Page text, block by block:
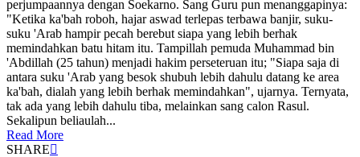
perjumpaannya dengan Soekarno. Sang Guru pun menanggapinya:
"Ketika ka'bah roboh, hajar aswad terlepas terbawa banjir, suku-
suku 'Arab hampir pecah berebut siapa yang lebih berhak
memindahkan batu hitam itu. Tampillah pemuda Muhammad bin
'Abdillah (25 tahun) menjadi hakim perseteruan itu; "Siapa saja di
antara suku 'Arab yang besok shubuh lebih dahulu datang ke area
ka'bah, dialah yang lebih berhak memindahkan", ujarnya. Ternyata,
tak ada yang lebih dahulu tiba, melainkan sang calon Rasul.
Sekalipun beliaulah...
Read More
SHARE